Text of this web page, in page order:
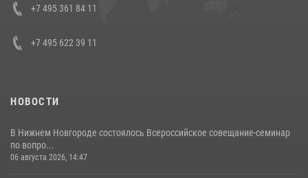
+7 495 361 84 11
+7 495 622 39 11
НОВОСТИ
В Нижнем Новгороде состоялось Всероссийское совещание-семинар
по вопро...
06 августа 2026, 14:47